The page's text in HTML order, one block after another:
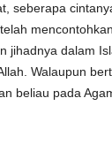
seberapa
jihadnya dalam
Walaupun
beliau pada